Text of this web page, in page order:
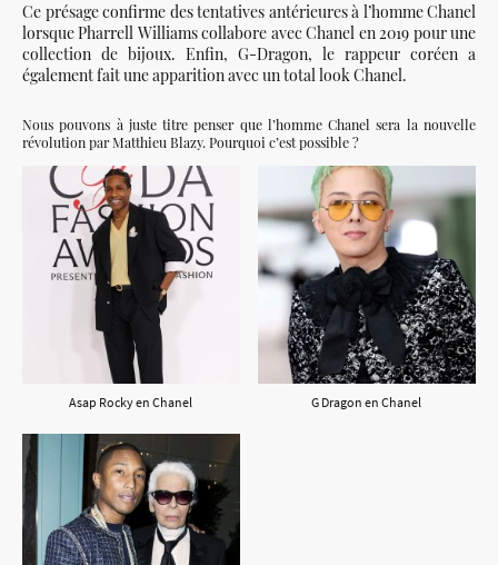
Ce présage confirme des tentatives antérieures à l’homme Chanel
lorsque Pharrell Williams collabore avec Chanel en 2019 pour une
collection de bijoux. Enfin, G-Dragon, le rappeur coréen a
également fait une apparition avec un total look Chanel.
Nous pouvons à juste titre penser que l’homme Chanel sera la nouvelle
révolution par Matthieu Blazy. Pourquoi c’est possible ?
Asap Rocky en Chanel G Dragon en Chanel